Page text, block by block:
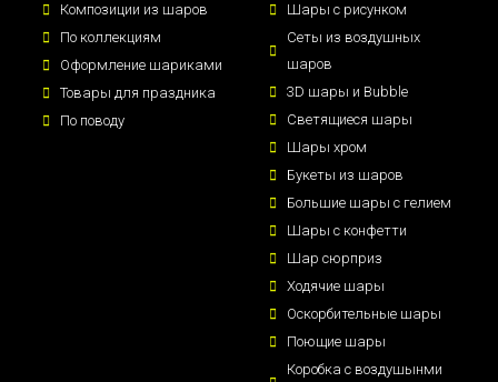
Композиции из шаров
По коллекциям
Оформление шариками
Товары для праздника
По поводу
Шары с рисунком
Сеты из воздушных
шаров
3D шары и Bubble
Светящиеся шары
Шары хром
Букеты из шаров
Большие шары с гелием
Шары с конфетти
Шар сюрприз
Ходячие шары
Оскорбительные шары
Поющие шары
Коробка с воздушынми